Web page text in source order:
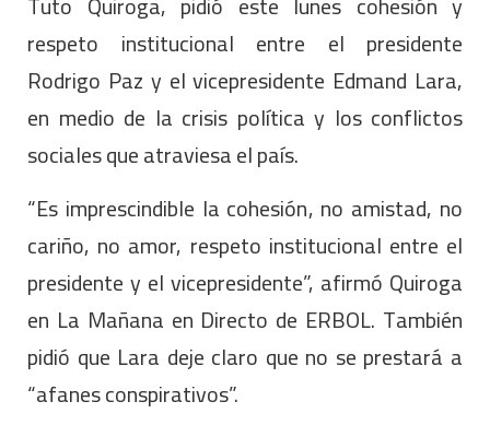
respeto institucional entre el presidente
Rodrigo Paz y el vicepresidente Edmand Lara,
en medio de la crisis política y los conflictos
sociales que atraviesa el país.
“Es imprescindible la cohesión, no amistad, no
cariño, no amor, respeto institucional entre el
presidente y el vicepresidente”, afirmó Quiroga
en La Mañana en Directo de ERBOL. También
pidió que Lara deje claro que no se prestará a
“afanes conspirativos”.